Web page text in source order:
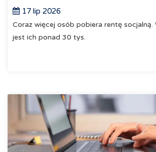
17 lip 2026
Coraz więcej osób pobiera rentę socjalną.
jest ich ponad 30 tys.